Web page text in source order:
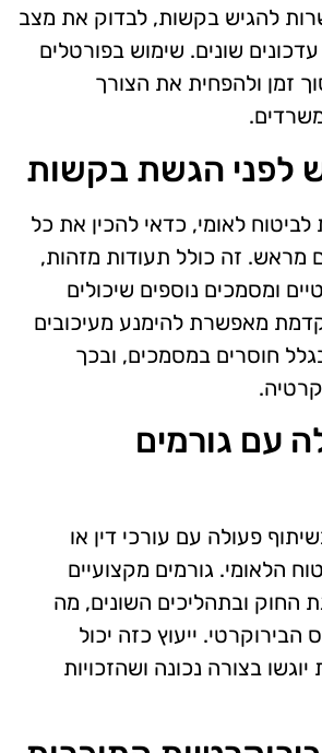
להגיש בקשות, לבדוק את מצב
שונים. שימוש בפורטלים
זמן ולהפחית את הצורך
לפני הגשת בקשות
לאומי, כדאי להכין את כל
מראש. זה כולל תעודות מזהות,
ומסמכים נוספים שיכולים
מאפשרת להימנע מעיכובים
חוסרים במסמכים, ובכך
עם גורמים
פעולה עם עורכי דין או
הלאומי. גורמים מקצועיים
החוק ובתהליכים השונים, מה
ייעוץ כזה יכול
בצורה נכונה ושהזכויות